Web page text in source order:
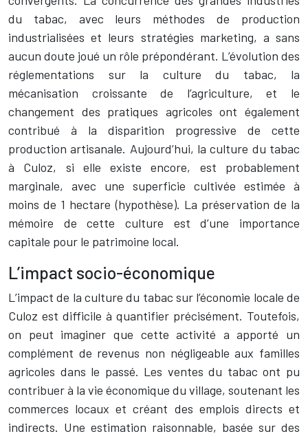
du tabac, avec leurs méthodes de production
industrialisées et leurs stratégies marketing, a sans
aucun doute joué un rôle prépondérant. L’évolution des
réglementations sur la culture du tabac, la
mécanisation croissante de l’agriculture, et le
changement des pratiques agricoles ont également
contribué à la disparition progressive de cette
production artisanale. Aujourd’hui, la culture du tabac
à Culoz, si elle existe encore, est probablement
marginale, avec une superficie cultivée estimée à
moins de 1 hectare (hypothèse). La préservation de la
mémoire de cette culture est d’une importance
capitale pour le patrimoine local.
L’impact socio-économique
L’impact de la culture du tabac sur l’économie locale de
Culoz est difficile à quantifier précisément. Toutefois,
on peut imaginer que cette activité a apporté un
complément de revenus non négligeable aux familles
agricoles dans le passé. Les ventes du tabac ont pu
contribuer à la vie économique du village, soutenant les
commerces locaux et créant des emplois directs et
indirects. Une estimation raisonnable, basée sur des